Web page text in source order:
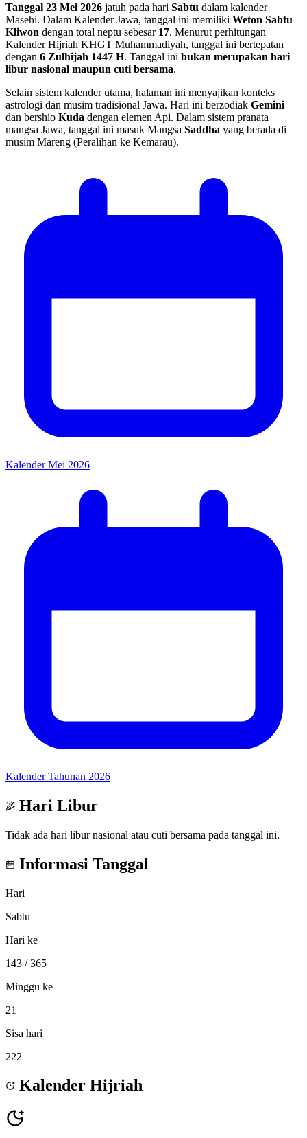
Tanggal 23 Mei 2026 jatuh pada hari Sabtu dalam kalender
Masehi. Dalam Kalender Jawa, tanggal ini memiliki Weton Sabtu
Kliwon dengan total neptu sebesar 17. Menurut perhitungan
Kalender Hijriah KHGT Muhammadiyah, tanggal ini bertepatan
dengan 6 Zulhijah 1447 H. Tanggal ini bukan merupakan hari
libur nasional maupun cuti bersama.
Selain sistem kalender utama, halaman ini menyajikan konteks
astrologi dan musim tradisional Jawa. Hari ini berzodiak Gemini
dan bershio Kuda dengan elemen Api. Dalam sistem pranata
mangsa Jawa, tanggal ini masuk Mangsa Saddha yang berada di
musim Mareng (Peralihan ke Kemarau).
Kalender Mei 2026
Kalender Tahunan 2026
Hari Libur
Tidak ada hari libur nasional atau cuti bersama pada tanggal ini.
Informasi Tanggal
Hari
Sabtu
Hari ke
143 / 365
Minggu ke
21
Sisa hari
222
Kalender Hijriah